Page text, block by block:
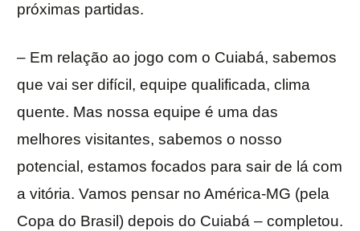
próximas partidas.
– Em relação ao jogo com o Cuiabá, sabemos
que vai ser difícil, equipe qualificada, clima
quente. Mas nossa equipe é uma das
melhores visitantes, sabemos o nosso
potencial, estamos focados para sair de lá com
a vitória. Vamos pensar no América-MG (pela
Copa do Brasil) depois do Cuiabá – completou.